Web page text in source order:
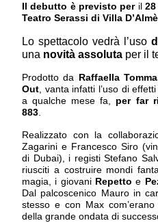
Il debutto è previsto per il
Teatro Serassi di Villa
Lo spettacolo vedrà l’uso
una novità assoluta per il
Prodotto da Raffaella
Out, vanta infatti l’uso di
a qualche mese fa, per far
883.
Realizzato con la
Zagarini e Francesco Siro
di Dubai), i registi Stefano
riusciti a costruire mondi
magia, i giovani Repettoe
Dal palcoscenico Mauro in
stesso e con Max
della grande ondata di